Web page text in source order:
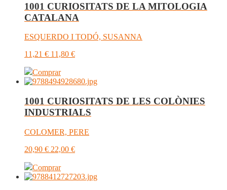
1001 CURIOSITATS DE LA MITOLOGIA
CATALANA
ESQUERDO I TODÓ, SUSANNA
11,21 € 11,80 €
Comprar
1001 CURIOSITATS DE LES COLÒNIES
INDUSTRIALS
COLOMER, PERE
20,90 € 22,00 €
Comprar